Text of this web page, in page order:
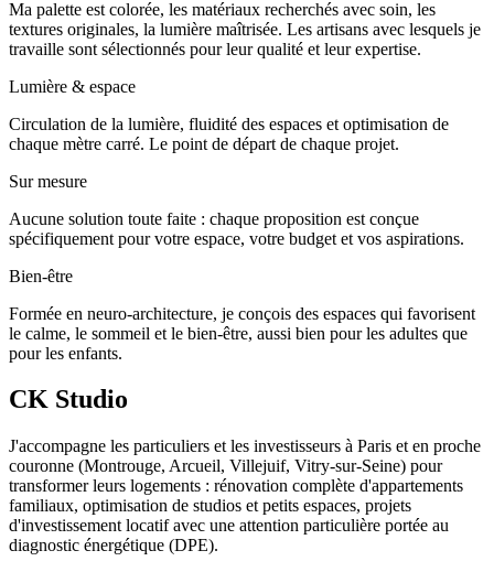
Ma palette est colorée, les matériaux recherchés avec soin, les
textures originales, la lumière maîtrisée. Les artisans avec lesquels je
travaille sont sélectionnés pour leur qualité et leur expertise.
Lumière & espace
Circulation de la lumière, fluidité des espaces et optimisation de
chaque mètre carré. Le point de départ de chaque projet.
Sur mesure
Aucune solution toute faite : chaque proposition est conçue
spécifiquement pour votre espace, votre budget et vos aspirations.
Bien‑être
Formée en neuro‑architecture, je conçois des espaces qui favorisent
le calme, le sommeil et le bien‑être, aussi bien pour les adultes que
pour les enfants.
CK Studio
J'accompagne les particuliers et les investisseurs à Paris et en proche
couronne (Montrouge, Arcueil, Villejuif, Vitry‑sur‑Seine) pour
transformer leurs logements : rénovation complète d'appartements
familiaux, optimisation de studios et petits espaces, projets
d'investissement locatif avec une attention particulière portée au
diagnostic énergétique (DPE).